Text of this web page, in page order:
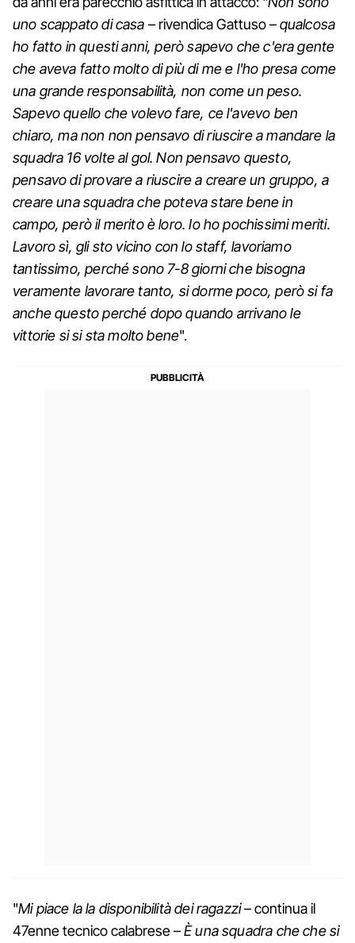
uno scappato di casa – rivendica Gattuso –qualcosa
ho fatto in questi anni, però sapevo che c'era gente
che aveva fatto molto di più di me e l'ho presa come
una grande responsabilità, non come un peso.
Sapevo quello che volevo fare, ce l'avevo ben
chiaro, ma non non pensavo di riuscire a mandare la
squadra 16 volte al gol. Non pensavo questo,
pensavo di provare a riuscire a creare un gruppo, a
creare una squadra che poteva stare bene in
campo, però il merito è loro. Io ho pochissimi meriti.
Lavoro sì, gli sto vicino con lo staff, lavoriamo
tantissimo, perché sono 7-8 giorni che bisogna
veramente lavorare tanto, si dorme poco, però si fa
anche questo perché dopo quando arrivano le
vittorie si si sta molto bene".
"Mi piace la la disponibilità dei ragazzi– continua il
47enne tecnico calabrese –È una squadra che che si